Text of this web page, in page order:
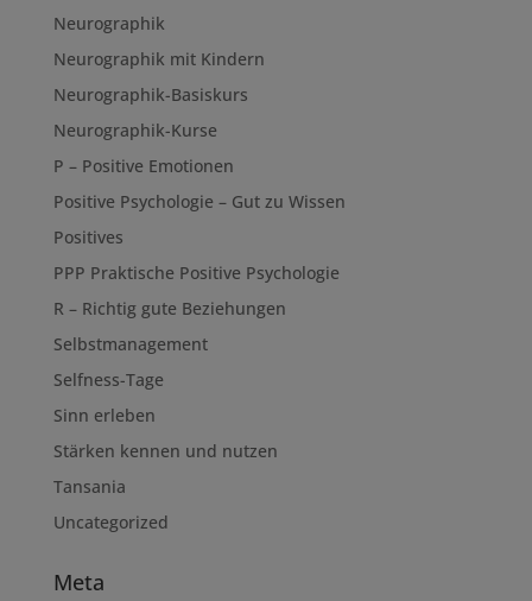
Neurographik
Neurographik mit Kindern
Neurographik-Basiskurs
Neurographik-Kurse
P – Positive Emotionen
Positive Psychologie – Gut zu Wissen
Positives
PPP Praktische Positive Psychologie
R – Richtig gute Beziehungen
Selbstmanagement
Selfness-Tage
Sinn erleben
Stärken kennen und nutzen
Tansania
Uncategorized
Meta